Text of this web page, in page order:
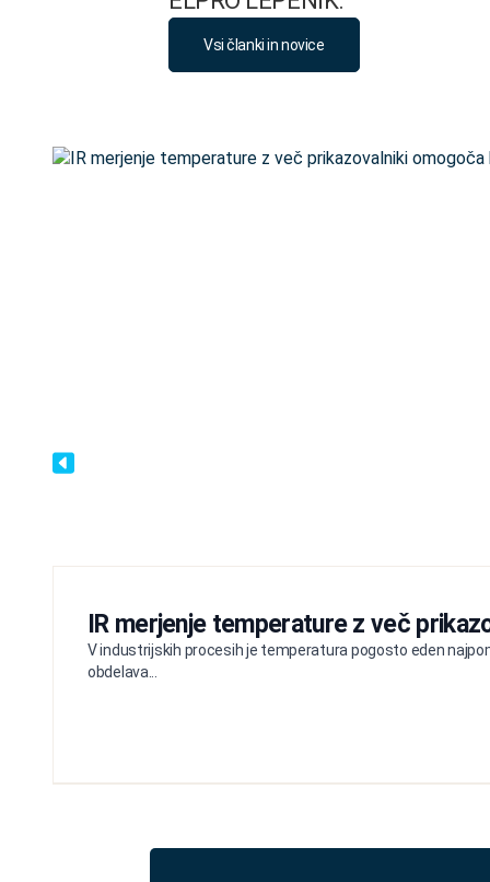
Vsi članki in novice
IR merjenje temperature z več
V industrijskih procesih je temperatura pogosto eden
obdelava...